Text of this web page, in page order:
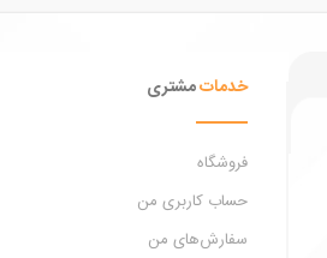
خدماتمشتری
فروشگاه
حساب کاربری من
سفارش‌های من